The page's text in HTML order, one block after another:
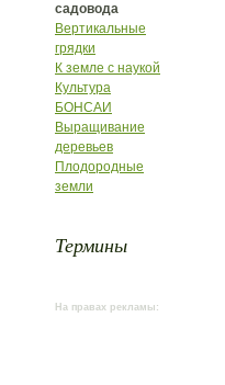
садовода
Вертикальные
грядки
К земле с наукой
Культура
БОНСАИ
Выращивание
деревьев
Плодородные
земли
Термины
На правах рекламы: